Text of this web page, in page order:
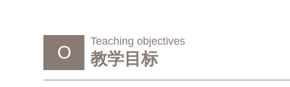
O
Teaching objectives
教学目标